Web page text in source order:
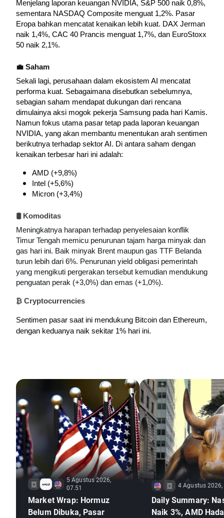
Menjelang laporan keuangan NVIDIA, S&P 500 naik 0,8%,
sementara NASDAQ Composite menguat 1,2%. Pasar
Eropa bahkan mencatat kenaikan lebih kuat. DAX Jerman
naik 1,4%, CAC 40 Prancis menguat 1,7%, dan EuroStoxx
50 naik 2,1%.
💼 Saham
Sekali lagi, perusahaan dalam ekosistem AI mencatat
performa kuat. Sebagaimana disebutkan sebelumnya,
sebagian saham mendapat dukungan dari rencana
Namun fokus utama pasar tetap pada laporan keuangan
NVIDIA, yang akan membantu menentukan arah sentimen
berikutnya terhadap sektor AI. Di antara saham dengan
kenaikan terbesar hari ini adalah:
AMD (+9,8%)
Intel (+5,6%)
Micron (+3,4%)
🛢️ Komoditas
Meningkatnya harapan terhadap penyelesaian konflik
Timur Tengah memicu penurunan tajam harga minyak dan
gas hari ini. Baik minyak Brent maupun gas TTF Belanda
turun lebih dari 6%. Penurunan yield obligasi pemerintah
yang mengikuti pergerakan tersebut kemudian mendukung
penguatan perak (+3,0%) dan emas (+1,0%).
₿ Cryptocurrencies
Sentimen pasar saat ini mendukung Bitcoin dan Ethereum,
dengan keduanya naik sekitar 1% hari ini.
5 Agustus 2026,
07.51
Market Wrap: Hormuz
Belum Dibuka, Pasar
4 Agustus
Daily Summary:
Naik 3%, AMD